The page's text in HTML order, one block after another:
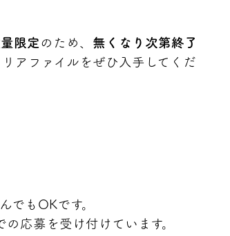
限定 のため、 無くなり次第終了
アファイルをぜひ入手してくだ
でもOKです。
応募を受け付けています。